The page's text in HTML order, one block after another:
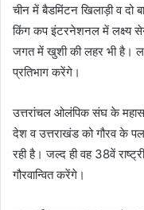
चीन में बैडमिंटन खिलाड़ी व दो
किंग कप इंटरनेशनल में लक्ष्य
जगत में खुशी की लहर भी है।
प्रतिभाग करेंगे।
उत्तरांचल ओलंपिक संघ के
देश व उत्तराखंड को गौरव के
रही है। जल्द ही वह 38वें
गौरवान्वित करेंगे।